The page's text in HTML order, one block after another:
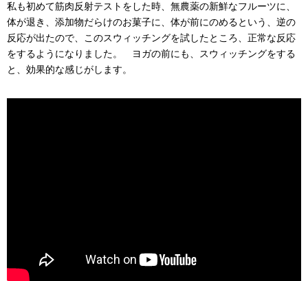
私も初めて筋肉反射テストをした時、無農薬の新鮮なフルーツに、
体が退き、添加物だらけのお菓子に、体が前にのめるという、逆の
反応が出たので、このスウィッチングを試したところ、正常な反応
をするようになりました。 ヨガの前にも、スウィッチングをする
と、効果的な感じがします。